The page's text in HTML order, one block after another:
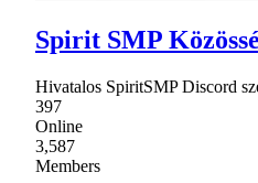
Spirit SMP
Hivatalos SpiritSMP Discord
397
Online
3,587
Members